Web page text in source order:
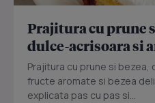
Prajitura cu prune
dulce-acrisoara si
Prajitura cu prune si bezea,
fructe aromate si bezea
explicata pas cu pas si...